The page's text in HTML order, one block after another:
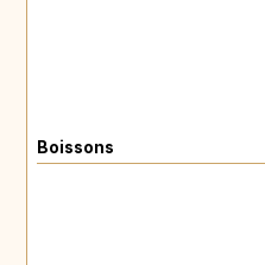
Boissons